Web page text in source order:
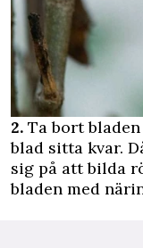
2. Ta bort
blad sitta kvar.
sig på att bilda
bladen med